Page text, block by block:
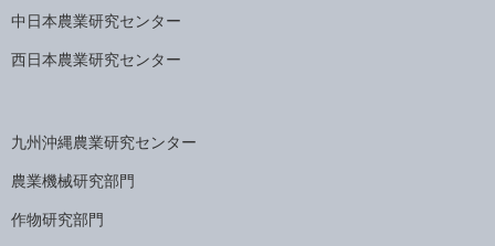
中日本農業研究センター
西日本農業研究センター
九州沖縄農業研究センター
農業機械研究部門
作物研究部門